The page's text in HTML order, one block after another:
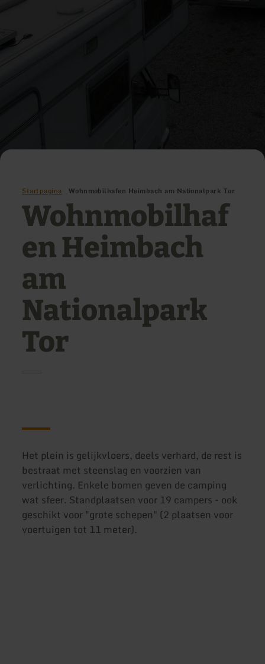
Startpagina Wohnmobilhafen Heimbach am Nationalpark Tor
Wohnmobilhaf
en Heimbach
am
Nationalpark
Tor
Het plein is gelijkvloers, deels verhard, de rest is
bestraat met steenslag en voorzien van
verlichting. Enkele bomen geven de camping
wat sfeer. Standplaatsen voor 19 campers - ook
geschikt voor "grote schepen" (2 plaatsen voor
voertuigen tot 11 meter).